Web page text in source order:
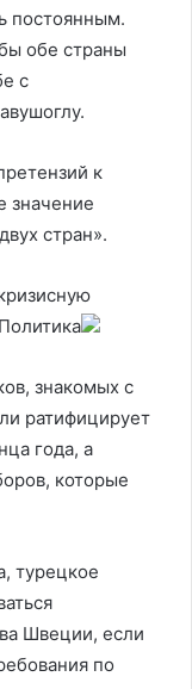
постоянным.
обе страны
с
к
значение
стран».
Политика
знакомых с
ратифицирует
года, а
которые
турецкое
Швеции, если
по